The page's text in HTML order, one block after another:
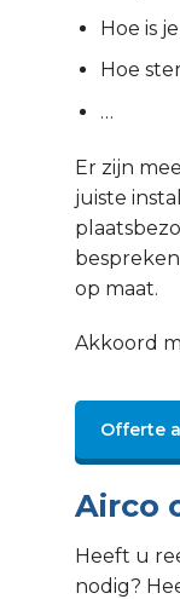
Hoe is
Hoe
…
Er zijn
juiste
op maat.
Akkoord
Offerte
Airco
Heeft u
nodig?